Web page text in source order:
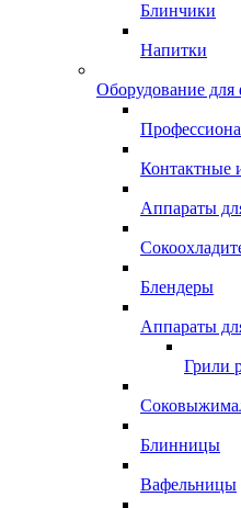
Блинчики
Напитки
Оборудование для
Контактные
Аппараты
Блендеры
Аппараты
Грили
Блинницы
Вафельницы